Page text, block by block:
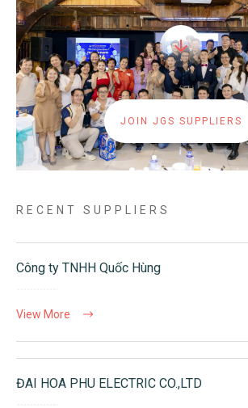
JOIN JGS SUPPLIERS
RECENT SUPPLIERS
Công ty TNHH Quốc Hùng
View More
ĐAI HOA PHU ELECTRIC CO.,LTD